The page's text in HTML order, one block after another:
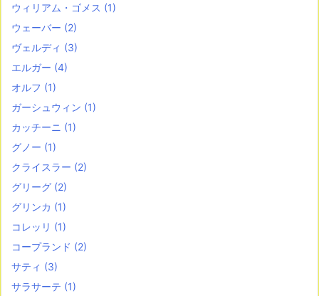
ウィリアム・ゴメス (1)
ウェーバー (2)
ヴェルディ (3)
エルガー (4)
オルフ (1)
ガーシュウィン (1)
カッチーニ (1)
グノー (1)
クライスラー (2)
グリーグ (2)
グリンカ (1)
コレッリ (1)
コープランド (2)
サティ (3)
サラサーテ (1)